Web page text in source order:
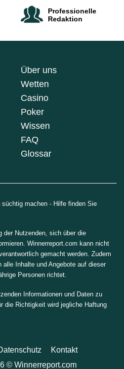
Professionelle
Redaktion
Über uns
Wetten
Casino
Poker
Wissen
FAQ
Glossar
machen - Hilfe finden Sie
der Nutzenden, sich über die
Winnerreport.com kann nicht
gemacht werden. Zudem
Inhalte und Angebote auf dieser
Personen richtet.
Informationen und Daten zu
die Richtigkeit wird jegliche Haftung
Kontakt
© Winnerreport.com